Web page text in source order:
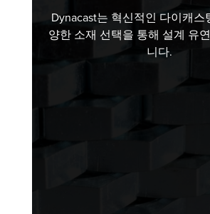
Dynacast는 혁신적인 다이캐스
양한 소재 선택을 통해 설계 유
니다.